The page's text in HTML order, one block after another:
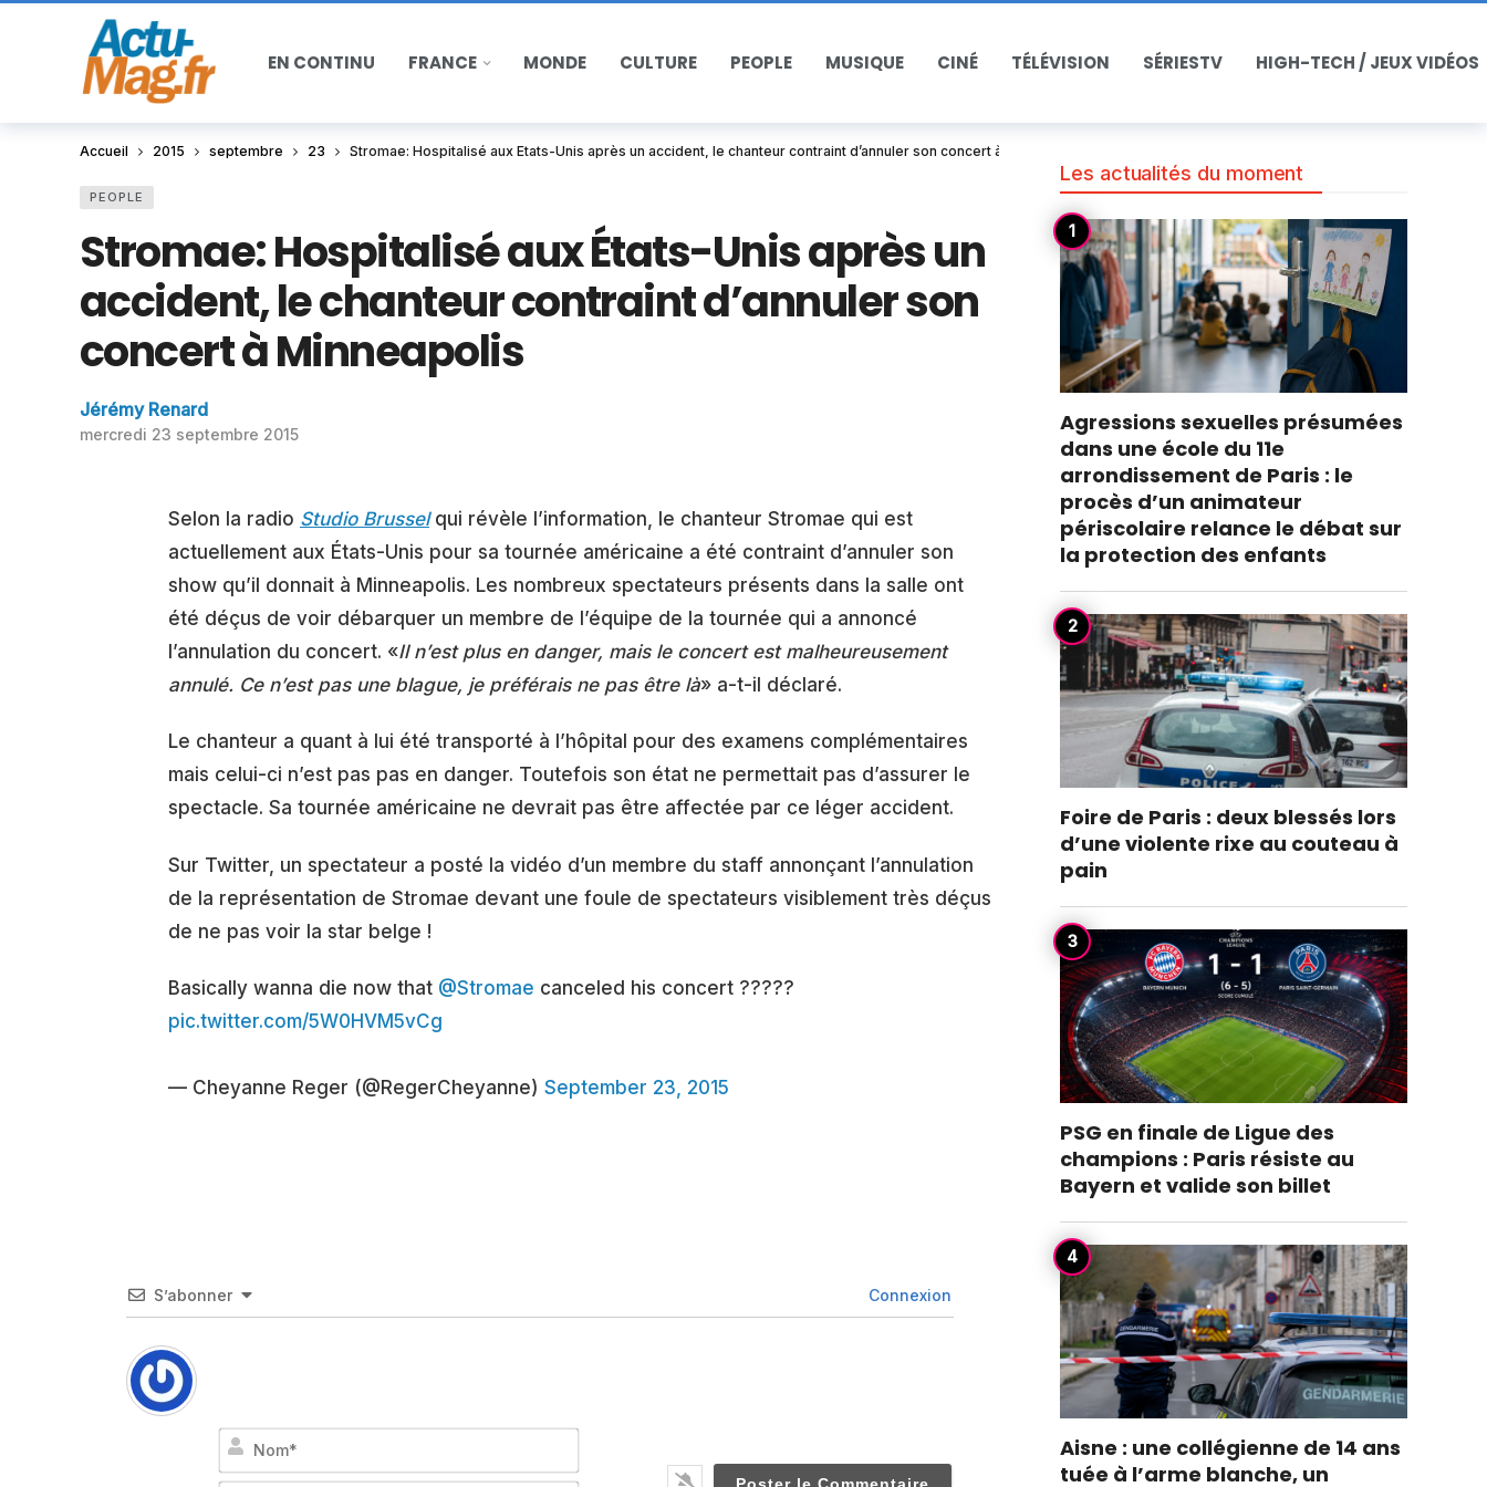
EN CONTINU FRANCE MONDE CULTURE PEOPLE MUSIQUE CINÉ TÉLÉVISION SÉRIESTV HIGH-TECH / JEUX VIDÉOS
Accueil 2015 septembre 23 Stromae: Hospitalisé aux États-Unis après un accident, le chanteur contraint d’annuler son concert à Minneapolis
PEOPLE
Stromae: Hospitalisé aux États-Unis après un
accident, le chanteur contraint d’annuler son
concert à Minneapolis
Jérémy Renard
mercredi 23 septembre 2015
Selon la radio Studio Brusselqui révèle l’information, le chanteur Stromae qui est
actuellement aux États-Unis pour sa tournée américaine a été contraint d’annuler son
show qu’il donnait à Minneapolis. Les nombreux spectateurs présents dans la salle ont
été déçus de voir débarquer un membre de l’équipe de la tournée qui a annoncé
l’annulation du concert. «Il n’est plus en danger, mais le concert est malheureusement
annulé. Ce n’est pas une blague, je préférais ne pas être là» a-t-il déclaré.
Le chanteur a quant à lui été transporté à l’hôpital pour des examens complémentaires
mais celui-ci n’est pas pas en danger. Toutefois son état ne permettait pas d’assurer le
spectacle. Sa tournée américaine ne devrait pas être affectée par ce léger accident.
Sur Twitter, un spectateur a posté la vidéo d’un membre du staff annonçant l’annulation
de la représentation de Stromae devant une foule de spectateurs visiblement très déçus
de ne pas voir la star belge !
Basically wanna die now that @Stromae canceled his concert ?????
pic.twitter.com/5W0HVM5vCg
— Cheyanne Reger (@RegerCheyanne) September 23, 2015
S’abonner Connexion
Nom*
Les actualités du moment
Agressions sexuelles présumées
dans une école du 11e
arrondissement de Paris : le
procès d’un animateur
périscolaire relance le débat sur
la protection des enfants
Foire de Paris : deux blessés lors
d’une violente rixe au couteau à
pain
PSG en finale de Ligue des
champions : Paris résiste au
Bayern et valide son billet
Aisne : une collégienne de 14 ans
tuée à l’arme blanche, un